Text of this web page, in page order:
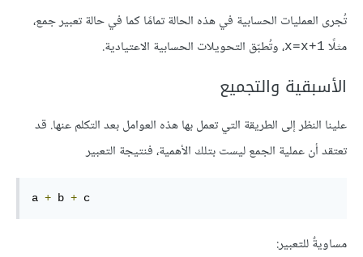
تُجرى العمليات الحسابية في هذه الحالة تمامًا كما في حالة تعبير جمع،
مثلًا x=x+1، وتُطبّق التحويلات الحسابية الاعتيادية.
الأسبقية والتجميع
علينا النظر إلى الطريقة التي تعمل بها هذه العوامل بعد التكلم عنها. قد
تعتقد أن عملية الجمع ليست بتلك الأهمية، فنتيجة التعبير
a + b + c
مساويةٌ للتعبير: